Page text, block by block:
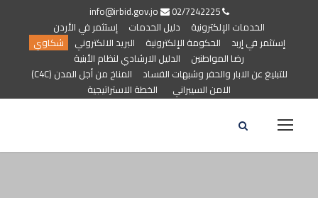
02/7242225
الخدمات الإلكترونية
دليل الخدمات
إستثمر في الأردن
إستثمر في إربد
الحكومة الإلكترونية البريد الالكتروني
شكاوي
رضا المواطنين
الدليل الارشادي لنظام الأبنية
للتبليغ عن الابار والحفر وشبهات الفساد
المناخ من أجل المدن (C4C)
الامن السيبراني
الخطة الاستراتيجية